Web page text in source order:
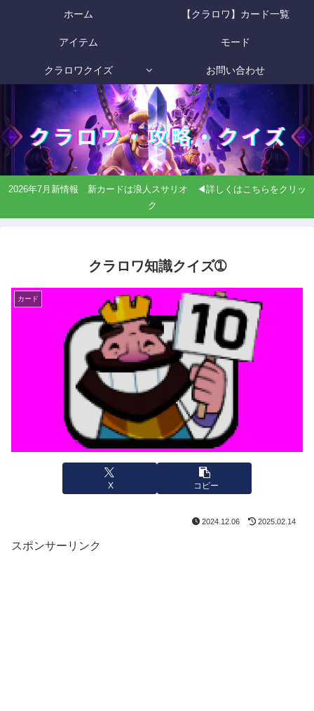
ホーム 【クラロワ】カード一覧
アイテム モード
クラロワクイズ お問い合わせ
2026年7月新情報 新カードは浪人スサリオ ◀詳しくはこちらをクリッ
ク
クラロワ知識クイズ➀
カード
X コピー
2024.12.06 2025.02.14
スポンサーリンク